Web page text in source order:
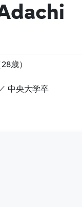
年10月16日生 （28歳）
愛知県名古屋市出身 ／ 中央大学卒